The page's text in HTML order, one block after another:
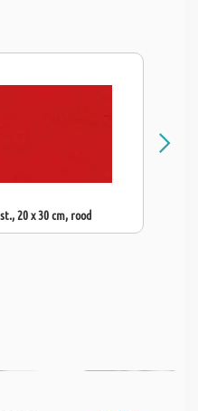
20 x 30 cm, rood